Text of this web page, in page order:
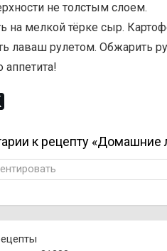
не толстым слоем.
на мелкой тёрке сыр.
лаваш рулетом. Обжарить
аппетита!
к рецепту «Домашние